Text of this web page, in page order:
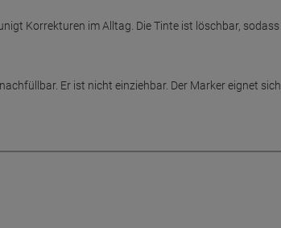
Korrekturen im Alltag. Die Tinte ist löschbar, sodass
Er ist nicht einziehbar. Der Marker eignet sich